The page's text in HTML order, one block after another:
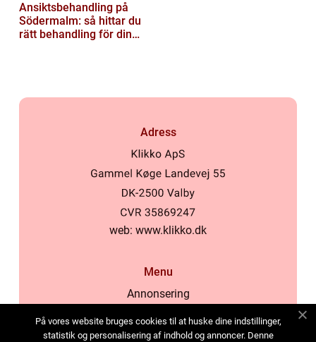
Ansiktsbehandling på
Södermalm: så hittar du
rätt behandling för din
Adress
web: www.klikko.dk
Menu
Annonsering
Cookies
På vores website bruges cookies til at huske dine indstillinger,
statistik og personalisering af indhold og annoncer. Denne